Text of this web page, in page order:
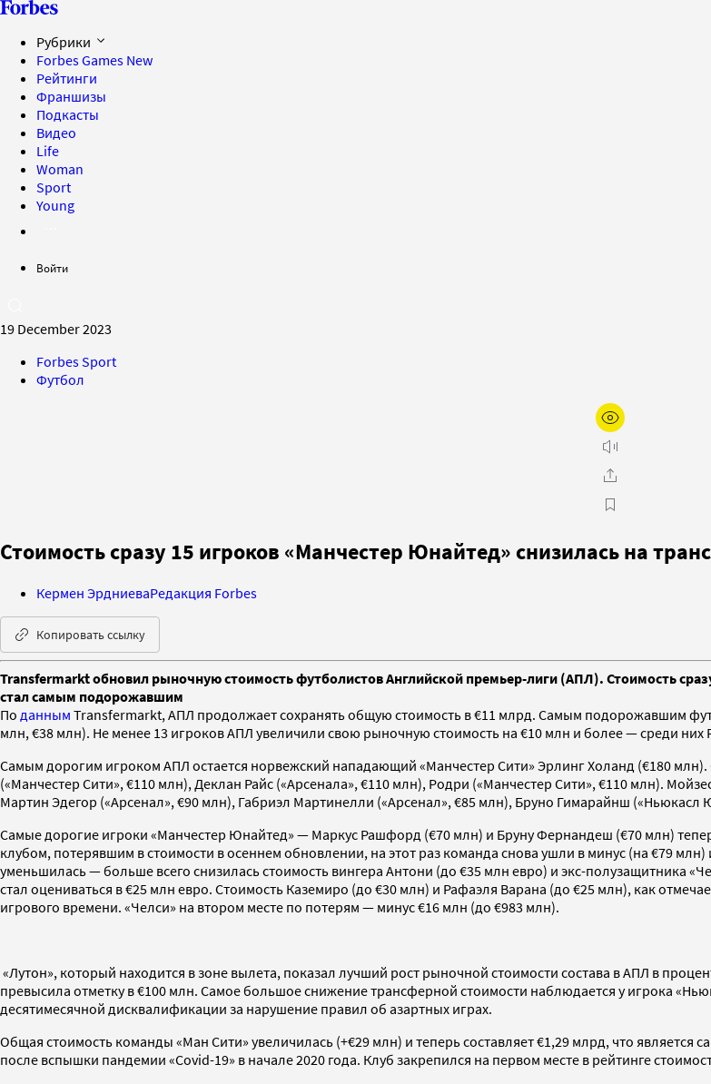
Рубрики
Forbes Games New
Рейтинги
Франшизы
Подкасты
Видео
Life
Woman
Sport
Young
Войти
19 December 2023
Forbes Sport
Футбол
Стоимость сразу 15 игроков «Манчестер Юнайтед» снизилась на
Кермен ЭрдниеваРедакция Forbes
Копировать ссылку
Transfermarkt обновил рыночную стоимость футболистов Английской премьер-лиги (АПЛ). Стоимость
стал самым подорожавшим
По данным Transfermarkt, АПЛ продолжает сохранять общую стоимость в €11 млрд. Самым подорожавшим
млн, €38 млн). Не менее 13 игроков АПЛ увеличили свою рыночную стоимость на €10 млн и более — среди них
Самым дорогим игроком АПЛ остается норвежский нападающий «Манчестер Сити» Эрлинг Холанд (€180
(«Манчестер Сити», €110 млн), Деклан Райс («Арсенала», €110 млн), Родри («Манчестер Сити», €110 млн).
Мартин Эдегор («Арсенал», €90 млн), Габриэл Мартинелли («Арсенал», €85 млн), Бруно Гимарайнш («Ньюкасл
Самые дорогие игроки «Манчестер Юнайтед» — Маркус Рашфорд (€70 млн) и Бруну Фернандеш (€70 млн)
клубом, потерявшим в стоимости в осеннем обновлении, на этот раз команда снова ушли в минус (на €79
уменьшилась — больше всего снизилась стоимость вингера Антони (до €35 млн евро) и экс-полузащитника
стал оцениваться в €25 млн евро. Стоимость Каземиро (до €30 млн) и Рафаэля Варана (до €25 млн), как
игрового времени. «Челси» на втором месте по потерям — минус €16 млн (до €983 млн).
«Лутон», который находится в зоне вылета, показал лучший рост рыночной стоимости состава в АПЛ в
превысила отметку в €100 млн. Самое большое снижение трансферной стоимости наблюдается у игрока
десятимесячной дисквалификации за нарушение правил об азартных играх.
Общая стоимость команды «Ман Сити» увеличилась (+€29 млн) и теперь составляет €1,29 млрд, что
после вспышки пандемии «Covid-19» в начале 2020 года. Клуб закрепился на первом месте в рейтинге